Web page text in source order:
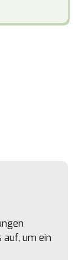
auf, um ein